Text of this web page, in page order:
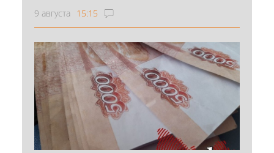
9 августа 15:15